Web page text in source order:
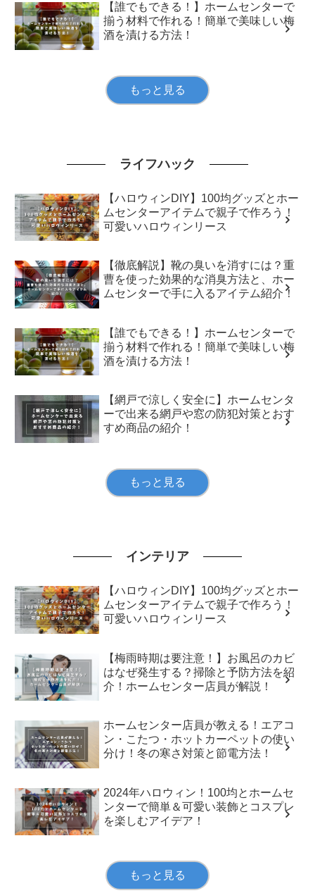
【誰でもできる！】ホームセンターで
揃う材料で作れる！簡単で美味しい梅
酒を漬ける方法！
もっと見る
ライフハック
【ハロウィンDIY】100均グッズとホー
ムセンターアイテムで親子で作ろう！
可愛いハロウィンリース
【徹底解説】靴の臭いを消すには？重
曹を使った効果的な消臭方法と、ホー
ムセンターで手に入るアイテム紹介！
【誰でもできる！】ホームセンターで
揃う材料で作れる！簡単で美味しい梅
酒を漬ける方法！
【網戸で涼しく安全に】ホームセンタ
ーで出来る網戸や窓の防犯対策とおす
すめ商品の紹介！
もっと見る
インテリア
【ハロウィンDIY】100均グッズとホー
ムセンターアイテムで親子で作ろう！
可愛いハロウィンリース
【梅雨時期は要注意！】お風呂のカビ
はなぜ発生する？掃除と予防方法を紹
介！ホームセンター店員が解説！
ホームセンター店員が教える！エアコ
ン・こたつ・ホットカーペットの使い
分け！冬の寒さ対策と節電方法！
2024年ハロウィン！100均とホームセ
ンターで簡単＆可愛い装飾とコスプレ
を楽しむアイデア！
もっと見る